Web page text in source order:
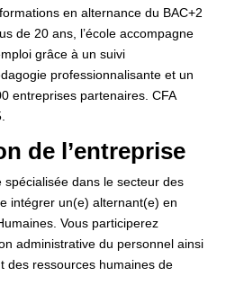
en alternance du BAC+2
de 20 ans, l’école accompagne
grâce à un suivi
professionnalisante et un
entreprises partenaires. CFA
de l’entreprise
spécialisée dans le secteur des
intégrer un(e) alternant(e) en
Vous participerez
administrative du personnel ainsi
des ressources humaines de